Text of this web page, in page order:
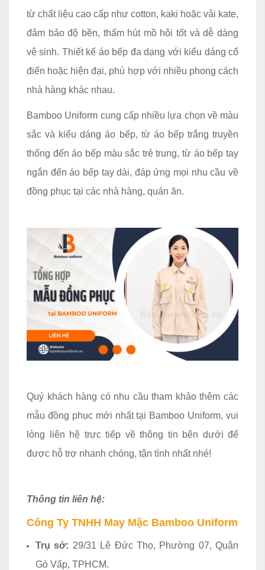
từ chất liệu cao cấp như cotton, kaki hoặc vải kate,
đảm bảo độ bền, thấm hút mồ hôi tốt và dễ dàng
vệ sinh. Thiết kế áo bếp đa dạng với kiểu dáng cổ
điển hoặc hiện đại, phù hợp với nhiều phong cách
nhà hàng khác nhau.
Bamboo Uniform cung cấp nhiều lựa chọn về màu
sắc và kiểu dáng áo bếp, từ áo bếp trắng truyền
thống đến áo bếp màu sắc trẻ trung, từ áo bếp tay
ngắn đến áo bếp tay dài, đáp ứng mọi nhu cầu về
đồng phục tại các nhà hàng, quán ăn.
Quý khách hàng có nhu cầu tham khảo thêm các
mẫu đồng phục mới nhất tại Bamboo Uniform, vui
lòng liên hệ trực tiếp về thông tin bên dưới để
được hỗ trợ nhanh chóng, tận tình nhất nhé!
Thông tin liên hệ:
Công Ty TNHH May Mặc Bamboo Uniform
Trụ sở: 29/31 Lê Đức Thọ, Phường 07, Quận
Gò Vấp, TPHCM.